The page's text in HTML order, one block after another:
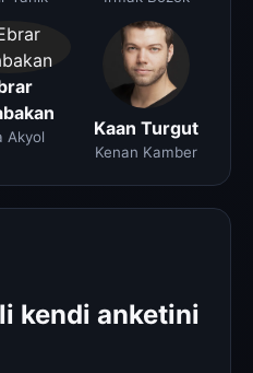
Akyol Kaan Turgut
Kenan Kamber
kendi anketini